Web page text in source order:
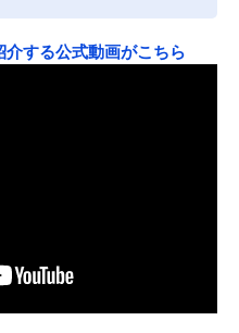
する公式動画がこちら